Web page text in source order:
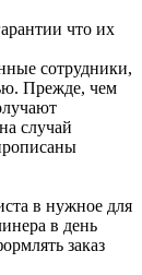
что их
сотрудники,
Прежде, чем
случай
в нужное для
в день
заказ